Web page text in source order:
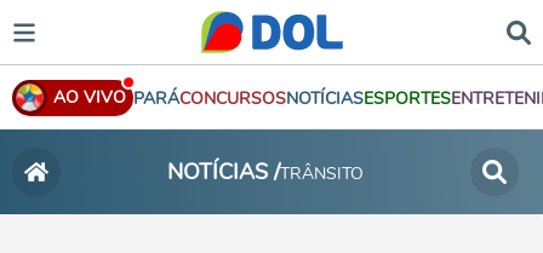
AO VIVO PARÁCONCURSOSNOTÍCIASESPORTES
NOTÍCIAS /TRÂNSITO